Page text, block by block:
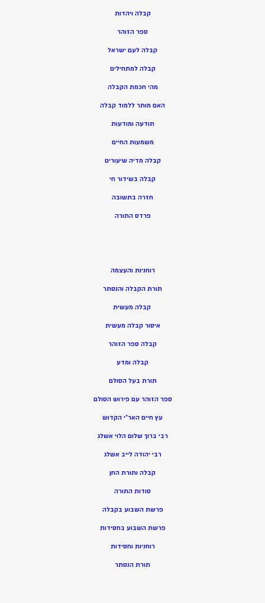
קבלה ויהדות
ספר הזוהר
קבלה לעם ישראל
קבלה למתחילים
מהי חכמת הקבלה
האם מותר ללמוד קבלה
תודעה ומודעות
משמעות החיים
קבלה מדיה שיעורים
קבלה בשידור חי
חזרה בתשובה
פרדס התורה
רוחניות והעצמה
תורת הקבלה והנסתר
קבלה מעשית
איסור קבלה מעשית
קבלה ספר הזוהר
קבלה ומדע
תורת בעל הסולם
ספר הזוהר עם פירוש הסולם
עץ חיים האר”י הקדוש
רבי ברוך שלום הלוי אשלג
רבי יהודה לייב אשלג
קבלה ותורת החן
סודות התורה
פרשת השבוע בקבלה
פרשת השבוע בחסידות
רוחניות וחסידות
תורת הנסתר